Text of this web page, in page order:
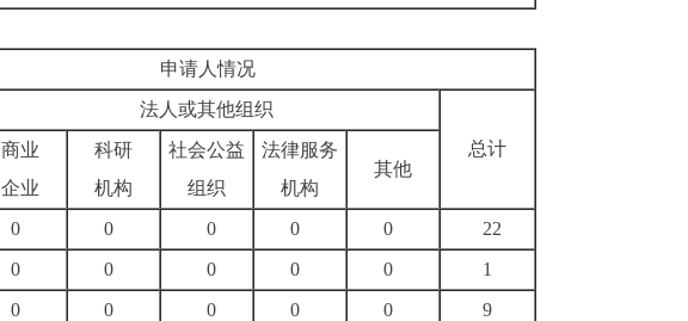
申请人情况
法人或其他组织
总计
商业
企业
科研
机构
社会公益
组织
法律服务
机构
其他
0 0 0 0 0
22
0 0 0 0 0 1
0 0 0 0 0
9